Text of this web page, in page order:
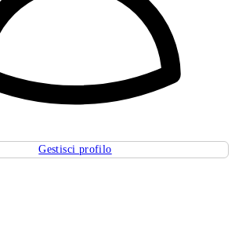
Gestisci profilo